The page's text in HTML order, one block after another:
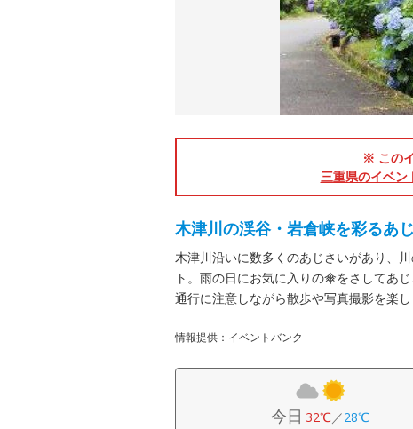
※ この
三重県のイベン
木津川の渓谷・岩倉峡を彩るあ
木津川沿いに数多くのあじさいがあり、
ト。雨の日にお気に入りの傘をさしてあ
通行に注意しながら散歩や写真撮影を楽し
情報提供：イベントバンク
今日 32℃／28℃